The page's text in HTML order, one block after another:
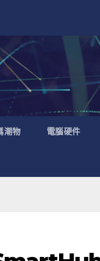
潮物 電腦硬件